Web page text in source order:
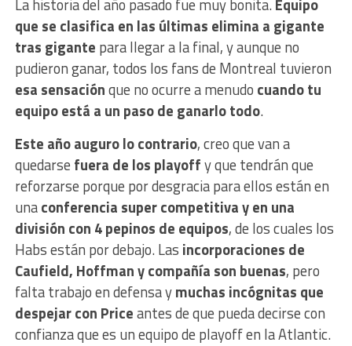
La historia del año pasado fue muy bonita.Equipo
que se clasifica en las últimas elimina a gigante
tras gigante para llegar a la final, y aunque no
pudieron ganar, todos los fans de Montreal tuvieron
esa sensaciónque no ocurre a menudo cuando tu
equipo está a un paso de ganarlo todo.
Este año auguro lo contrario, creo que van a
quedarse fuera de los playoffy que tendrán que
reforzarse porque por desgracia para ellos están en
unaconferencia super competitiva y en una
división con 4 pepinos de equipos, de los cuales los
Habs están por debajo. Las incorporaciones de
Caufield, Hoffman y compañía son buenas, pero
falta trabajo en defensa ymuchas incógnitas que
despejar con Priceantes de que pueda decirse con
confianza que es un equipo de playoff en la Atlantic.